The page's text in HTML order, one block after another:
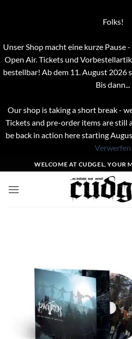
Folks!
Unser Shop macht eine kurze Pause
Open Air. Tickets und
bestellbar! Ab dem 11. August 2026
Bis dann...
Our shop is taking a short break -
Tickets and pre-order items are still
be back in action here starting
Verwerfen
Inhalt
springen
WELCOME AT CUDGEL, YOUR